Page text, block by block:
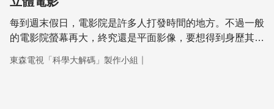
每到週末假日，電影院是許多人打發時間的地方。不過一般
的電影院螢幕再大，終究還是平面影像，要想得到身歷其境
不能帶您看真正的立體電影，不過我們要告訴您，它到底是
東森電視「科學大解碼」製作小組 ｜